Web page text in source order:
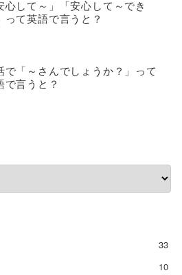
心して～」「安心して～でき
って英語で言うと？
で「～さんでしょうか？」って
で言うと？
33
10